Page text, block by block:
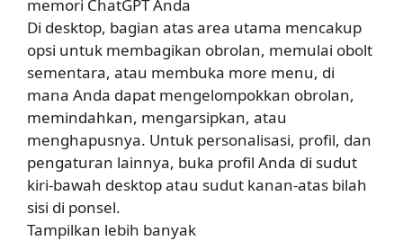
memori ChatGPT Anda
Di desktop, bagian atas area utama mencakup
opsi untuk membagikan obrolan, memulai obolt
sementara, atau membuka more menu, di
mana Anda dapat mengelompokkan obrolan,
memindahkan, mengarsipkan, atau
menghapusnya. Untuk personalisasi, profil, dan
pengaturan lainnya, buka profil Anda di sudut
kiri-bawah desktop atau sudut kanan-atas bilah
sisi di ponsel.
Tampilkan lebih banyak